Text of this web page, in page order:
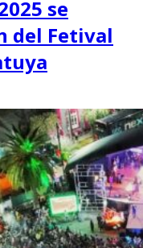
se
del Fetival